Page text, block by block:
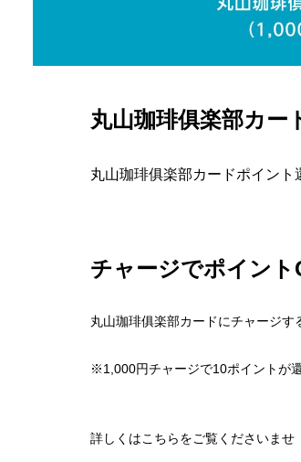
丸山珈琲俱楽部カー
丸山珈琲俱楽部カードポイント
チャージでポイント
丸山珈琲俱楽部カードにチャージす
※1,000円チャージで10ポイントが
詳しくはこちらをご覧くださいませ